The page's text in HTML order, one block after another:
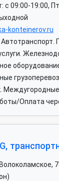
c 09:00-19:00,
konteinerov.ru
Автотранспорт.
Междугородные
Оплата